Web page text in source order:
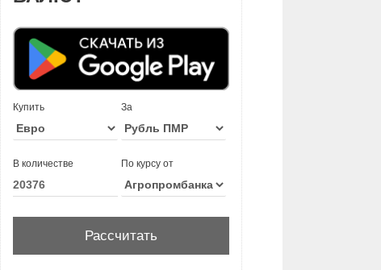
Купить За
В количестве По курсу от